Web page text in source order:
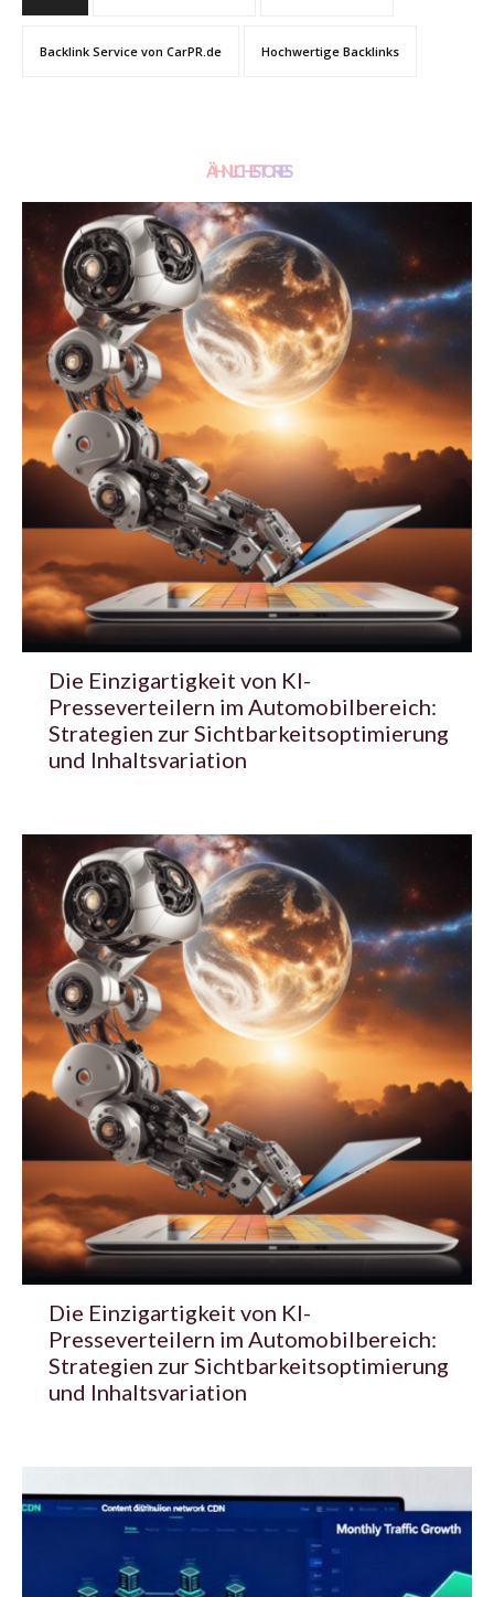
Backlink Service von CarPR.de Hochwertige Backlinks
ÄHNLICHE STORIES
Die Einzigartigkeit von KI-
Presseverteilern im Automobilbereich:
Strategien zur Sichtbarkeitsoptimierung
und Inhaltsvariation
Die Einzigartigkeit von KI-
Presseverteilern im Automobilbereich:
Strategien zur Sichtbarkeitsoptimierung
und Inhaltsvariation